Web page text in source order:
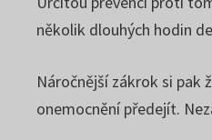
několik dlouhých hodin
Náročnější zákrok si pak
onemocnění předejít.